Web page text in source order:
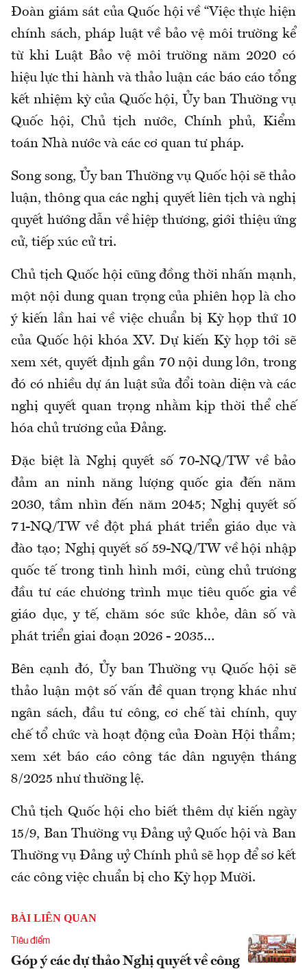
Đoàn giám sát của Quốc hội về “Việc thực hiện
chính sách, pháp luật về bảo vệ môi trường kể
từ khi Luật Bảo vệ môi trường năm 2020 có
hiệu lực thi hành và thảo luận các báo cáo tổng
kết nhiệm kỳ của Quốc hội, Ủy ban Thường vụ
Quốc hội, Chủ tịch nước, Chính phủ, Kiểm
toán Nhà nước và các cơ quan tư pháp.
Song song, Ủy ban Thường vụ Quốc hội sẽ thảo
luận, thông qua các nghị quyết liên tịch và nghị
quyết hướng dẫn về hiệp thương, giới thiệu ứng
cử, tiếp xúc cử tri.
Chủ tịch Quốc hội cũng đồng thời nhấn mạnh,
một nội dung quan trọng của phiên họp là cho
ý kiến lần hai về việc chuẩn bị Kỳ họp thứ 10
của Quốc hội khóa XV. Dự kiến Kỳ họp tới sẽ
xem xét, quyết định gần 70 nội dung lớn, trong
đó có nhiều dự án luật sửa đổi toàn diện và các
nghị quyết quan trọng nhằm kịp thời thể chế
hóa chủ trương của Đảng.
Đặc biệt là Nghị quyết số 70-NQ/TW về bảo
đảm an ninh năng lượng quốc gia đến năm
2030, tầm nhìn đến năm 2045; Nghị quyết số
71-NQ/TW về đột phá phát triển giáo dục và
đào tạo; Nghị quyết số 59-NQ/TW về hội nhập
quốc tế trong tình hình mới, cùng chủ trương
đầu tư các chương trình mục tiêu quốc gia về
giáo dục, y tế, chăm sóc sức khỏe, dân số và
phát triển giai đoạn 2026 - 2035…
Bên cạnh đó, Ủy ban Thường vụ Quốc hội sẽ
thảo luận một số vấn đề quan trọng khác như
ngân sách, đầu tư công, cơ chế tài chính, quy
chế tổ chức và hoạt động của Đoàn Hội thẩm;
xem xét báo cáo công tác dân nguyện tháng
8/2025 như thường lệ.
Chủ tịch Quốc hội cho biết thêm dự kiến ngày
15/9, Ban Thường vụ Đảng uỷ Quốc hội và Ban
Thường vụ Đảng uỷ Chính phủ sẽ họp để sơ kết
các công việc chuẩn bị cho Kỳ họp Mười.
BÀI LIÊN QUAN
Tiêu điểm
Góp ý các dự thảo Nghị quyết về công